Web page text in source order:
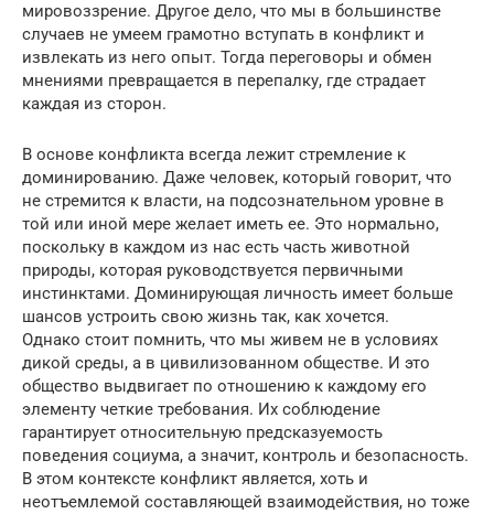
мировоззрение. Другое дело, что мы в большинстве
случаев не умеем грамотно вступать в конфликт и
извлекать из него опыт. Тогда переговоры и обмен
мнениями превращается в перепалку, где страдает
каждая из сторон.
В основе конфликта всегда лежит стремление к
доминированию. Даже человек, который говорит, что
не стремится к власти, на подсознательном уровне в
той или иной мере желает иметь ее. Это нормально,
поскольку в каждом из нас есть часть животной
природы, которая руководствуется первичными
инстинктами. Доминирующая личность имеет больше
шансов устроить свою жизнь так, как хочется.
Однако стоит помнить, что мы живем не в условиях
дикой среды, а в цивилизованном обществе. И это
общество выдвигает по отношению к каждому его
элементу четкие требования. Их соблюдение
гарантирует относительную предсказуемость
поведения социума, а значит, контроль и безопасность.
В этом контексте конфликт является, хоть и
неотъемлемой составляющей взаимодействия, но тоже